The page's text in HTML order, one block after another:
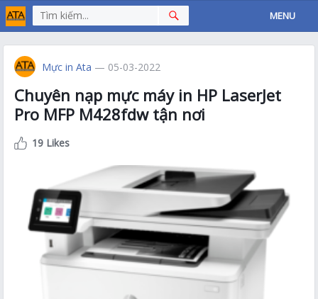
MENU
Mực in Ata — 05-03-2022
Chuyên nạp mực máy in HP LaserJet
Pro MFP M428fdw tận nơi
19 Likes